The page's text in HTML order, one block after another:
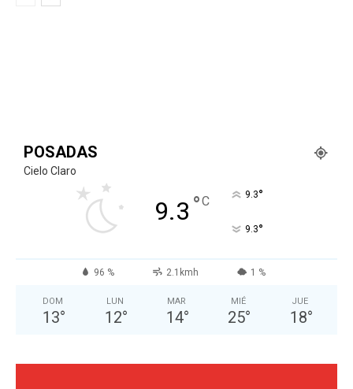
POSADAS
Cielo Claro
9.3 °C 9.3°
9.3°
96 % 2.1kmh 1 %
DOM
13°
LUN
12°
MAR
14°
MIÉ
25°
JUE
18°